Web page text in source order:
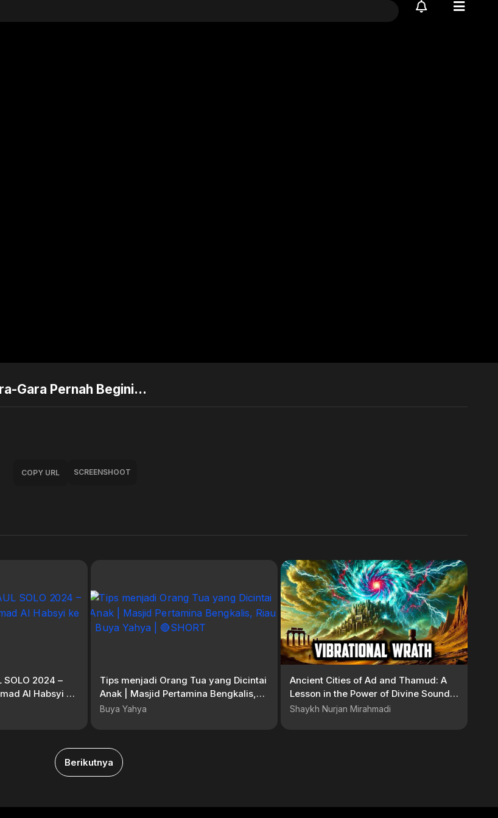
Gara Pernah Begini…
COPY URL SCREENSHOOT
SOLO 2024 –
Al Habsyi ke
Tips menjadi Orang Tua yang Dicintai
Anak | Masjid Pertamina Bengkalis,
Riau | Buya Yahya | 🔴SHORT
Buya Yahya
Ancient Cities of Ad and Thamud: A
Lesson in the Power of Divine Sounds
from Hu and Salawats
Shaykh Nurjan Mirahmadi
Berikutnya